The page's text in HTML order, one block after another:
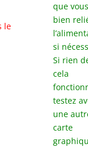
le
que
bien
si
Si rien
cela
testez
une
carte